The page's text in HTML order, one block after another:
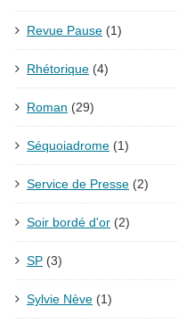
Revue Pause (1)
Rhétorique (4)
Roman (29)
Séquoiadrome (1)
Service de Presse (2)
Soir bordé d'or (2)
SP (3)
Sylvie Nève (1)